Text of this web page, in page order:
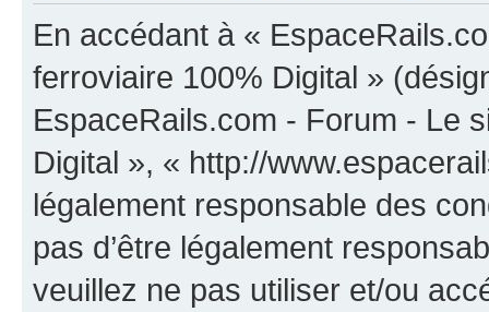
En accédant à «
ferroviaire 100% Digital »
EspaceRails.com - Forum - Le
Digital », « http://
légalement responsable des
pas d’être légalement
veuillez ne pas utiliser et/ou